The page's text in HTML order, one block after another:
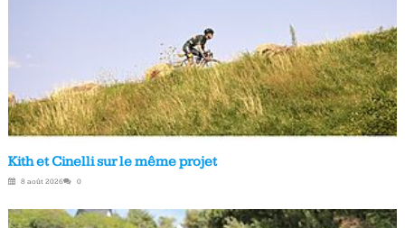
Kith et Cinelli sur le même projet
8 août 2026 0